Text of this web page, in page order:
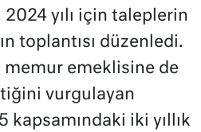
2024 yılı için taleplerin
toplantısı düzenledi.
memur emeklisine de
vurgulayan
kapsamındaki iki yıllık